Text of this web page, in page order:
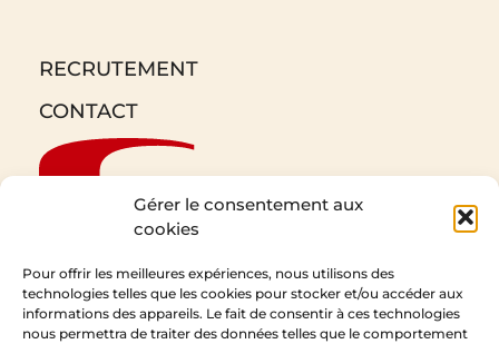
Gérer le consentement aux
cookies
Pour offrir les meilleures expériences, nous utilisons des
technologies telles que les cookies pour stocker et/ou accéder aux
informations des appareils. Le fait de consentir à ces technologies
nous permettra de traiter des données telles que le comportement
RECRUTEMENT
CONTACT
CEDAM